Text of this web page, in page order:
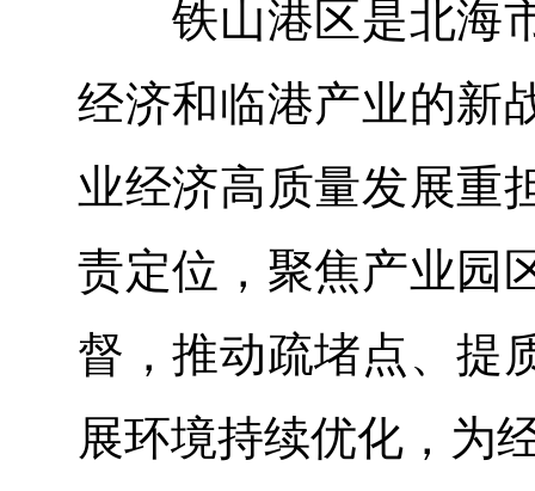
铁山港区是北海市
经济和临港产业的新
业经济高质量发展重
责定位，聚焦产业园
督，推动疏堵点、提
展环境持续优化，为